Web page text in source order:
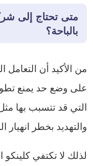
متى تحتاج إلى
بالباحة؟
من الأكيد أن
على وضع حد يمنع
التي قد تتسبب بها مثل
والتهديد بخطر انهيار
لذلك لا تكتفي